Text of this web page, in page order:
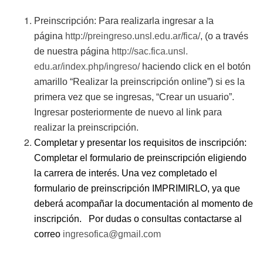
Preinscripción: Para realizarla ingresar a la
página http://preingreso.unsl.edu.ar/fica/, (o a través
de nuestra página http://sac.fica.unsl.
edu.ar/index.php/ingreso/ haciendo click en el botón
amarillo “Realizar la preinscripción online”)si es la
primera vez que se ingresas, “Crear un usuario”.
Ingresar posteriormente de nuevo al link para
realizar la preinscripción.
Completar y presentar los requisitos de inscripción:
Completar el formulario de preinscripción eligiendo
la carrera de interés. Una vez completado el
formulario de preinscripción IMPRIMIRLO, ya que
deberá acompañar la documentación al momento de
inscripción. Por dudas o consultas contactarse al
correo ingresofica@gmail.com